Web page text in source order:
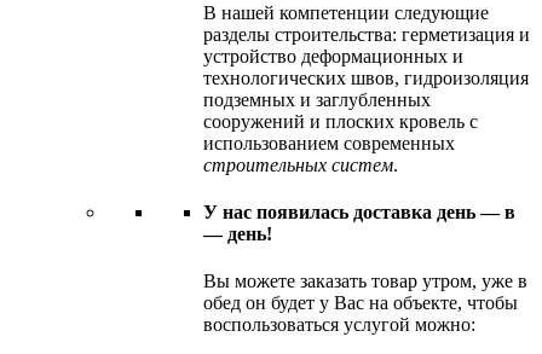
В нашей компетенции следующие
разделы строительства: герметизация и
устройство деформационных и
технологических швов, гидроизоляция
подземных и заглубленных
сооружений и плоских кровель с
использованием современных
строительных систем.
У нас появилась доставка день — в
— день!
Вы можете заказать товар утром, уже в
обед он будет у Вас на объекте, чтобы
воспользоваться услугой можно: